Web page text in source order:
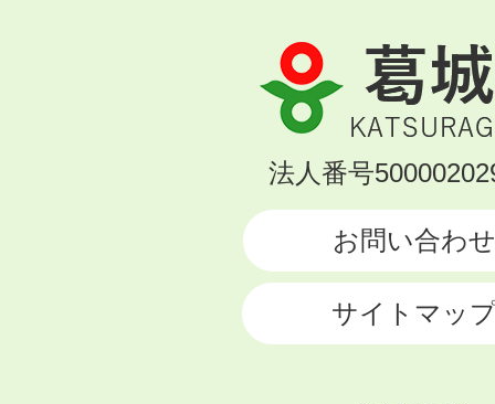
葛
城
市
KATSURAGI
法人番号
お問い合わせ
サイトマッ